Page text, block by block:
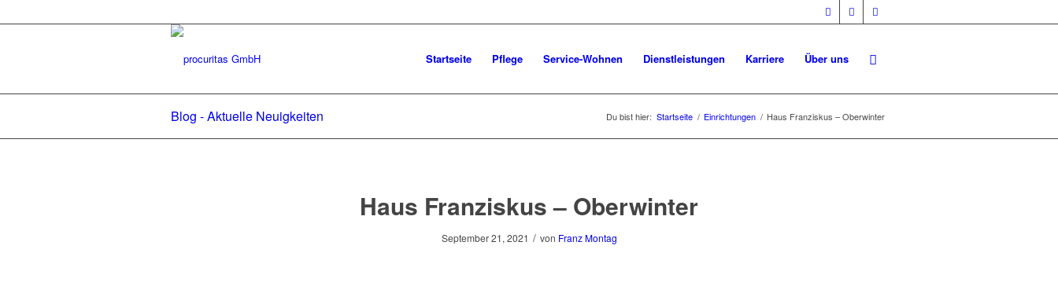
Startseite Pflege Service-Wohnen Dienstleistungen Karriere Über uns
Blog - Aktuelle Neuigkeiten Du bist hier: Startseite / Einrichtungen / Haus Franziskus – Oberwinter
Haus Franziskus – Oberwinter
September 21, 2021 / von Franz Montag